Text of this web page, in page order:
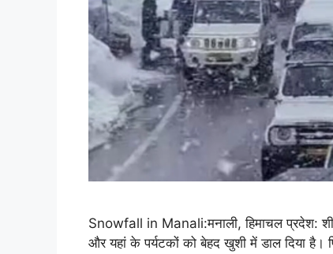
Snowfall in Manali:मनाली, हिमाचल प्रदेश:
और यहां के पर्यटकों को बेहद खुशी में डाल दिया है।